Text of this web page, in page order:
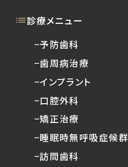
診療メニュー
−予防歯科
−歯周病治療
−インプラント
−口腔外科
−矯正治療
−睡眠時無呼吸症候群
−訪問歯科